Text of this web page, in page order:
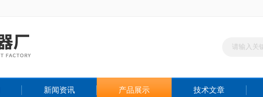
新闻资讯 产品展示 技术文章